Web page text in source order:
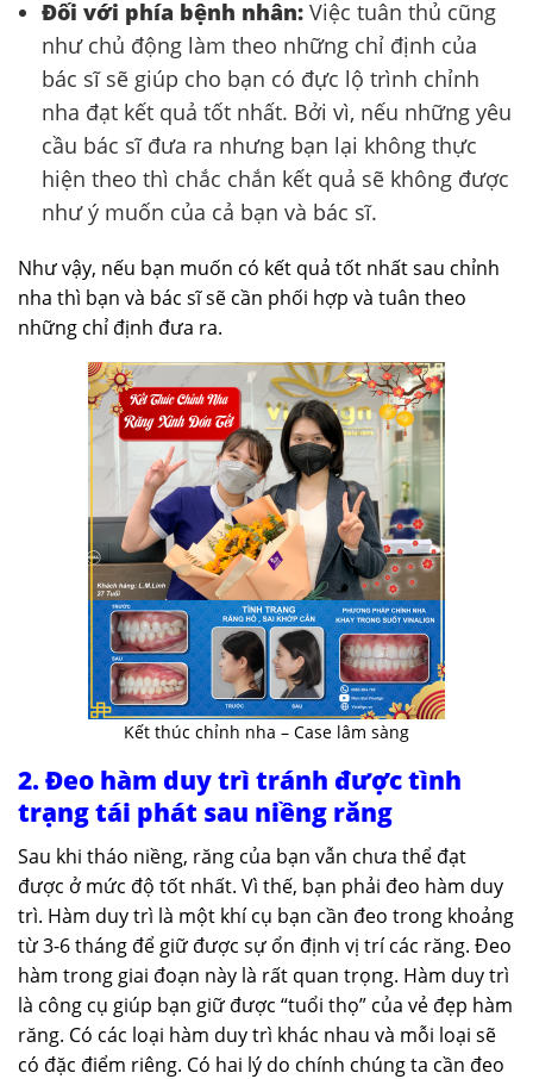
Đối với phía bệnh nhân: Việc tuân thủ cũng
như chủ động làm theo những chỉ định của
bác sĩ sẽ giúp cho bạn có đực lộ trình chỉnh
nha đạt kết quả tốt nhất. Bởi vì, nếu những yêu
cầu bác sĩ đưa ra nhưng bạn lại không thực
hiện theo thì chắc chắn kết quả sẽ không được
như ý muốn của cả bạn và bác sĩ.
Như vậy, nếu bạn muốn có kết quả tốt nhất sau chỉnh
nha thì bạn và bác sĩ sẽ cần phối hợp và tuân theo
những chỉ định đưa ra.
Kết thúc chỉnh nha – Case lâm sàng
2. Đeo hàm duy trì tránh được tình
trạng tái phát sau niềng răng
Sau khi tháo niềng, răng của bạn vẫn chưa thể đạt
được ở mức độ tốt nhất. Vì thế, bạn phải đeo hàm duy
trì. Hàm duy trì là một khí cụ bạn cần đeo trong khoảng
từ 3-6 tháng để giữ được sự ổn định vị trí các răng. Đeo
hàm trong giai đoạn này là rất quan trọng. Hàm duy trì
là công cụ giúp bạn giữ được “tuổi thọ” của vẻ đẹp hàm
răng. Có các loại hàm duy trì khác nhau và mỗi loại sẽ
có đặc điểm riêng. Có hai lý do chính chúng ta cần đeo